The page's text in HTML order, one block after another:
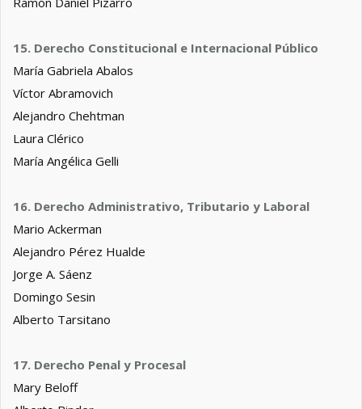
15. Derecho Constitucional e Internacional Público
María Gabriela Abalos
Víctor Abramovich
Alejandro Chehtman
Laura Clérico
María Angélica Gelli
16. Derecho Administrativo, Tributario y Laboral
Mario Ackerman
Alejandro Pérez Hualde
Jorge A. Sáenz
Domingo Sesin
Alberto Tarsitano
17. Derecho Penal y Procesal
Mary Beloff